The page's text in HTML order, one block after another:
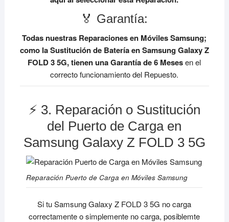
🏅 Garantía:
Todas nuestras Reparaciones en Móviles Samsung;
como la Sustitución de Batería en Samsung Galaxy Z
FOLD 3 5G, tienen una Garantía de 6 Mesesen el
correcto funcionamiento del Repuesto.
⚡ 3. Reparación o Sustitución
del Puerto de Carga en
Samsung Galaxy Z FOLD 3 5G
Reparación Puerto de Carga en Móviles Samsung
Si tu Samsung Galaxy Z FOLD 3 5G no carga
correctamente o simplemente no carga, posiblemte